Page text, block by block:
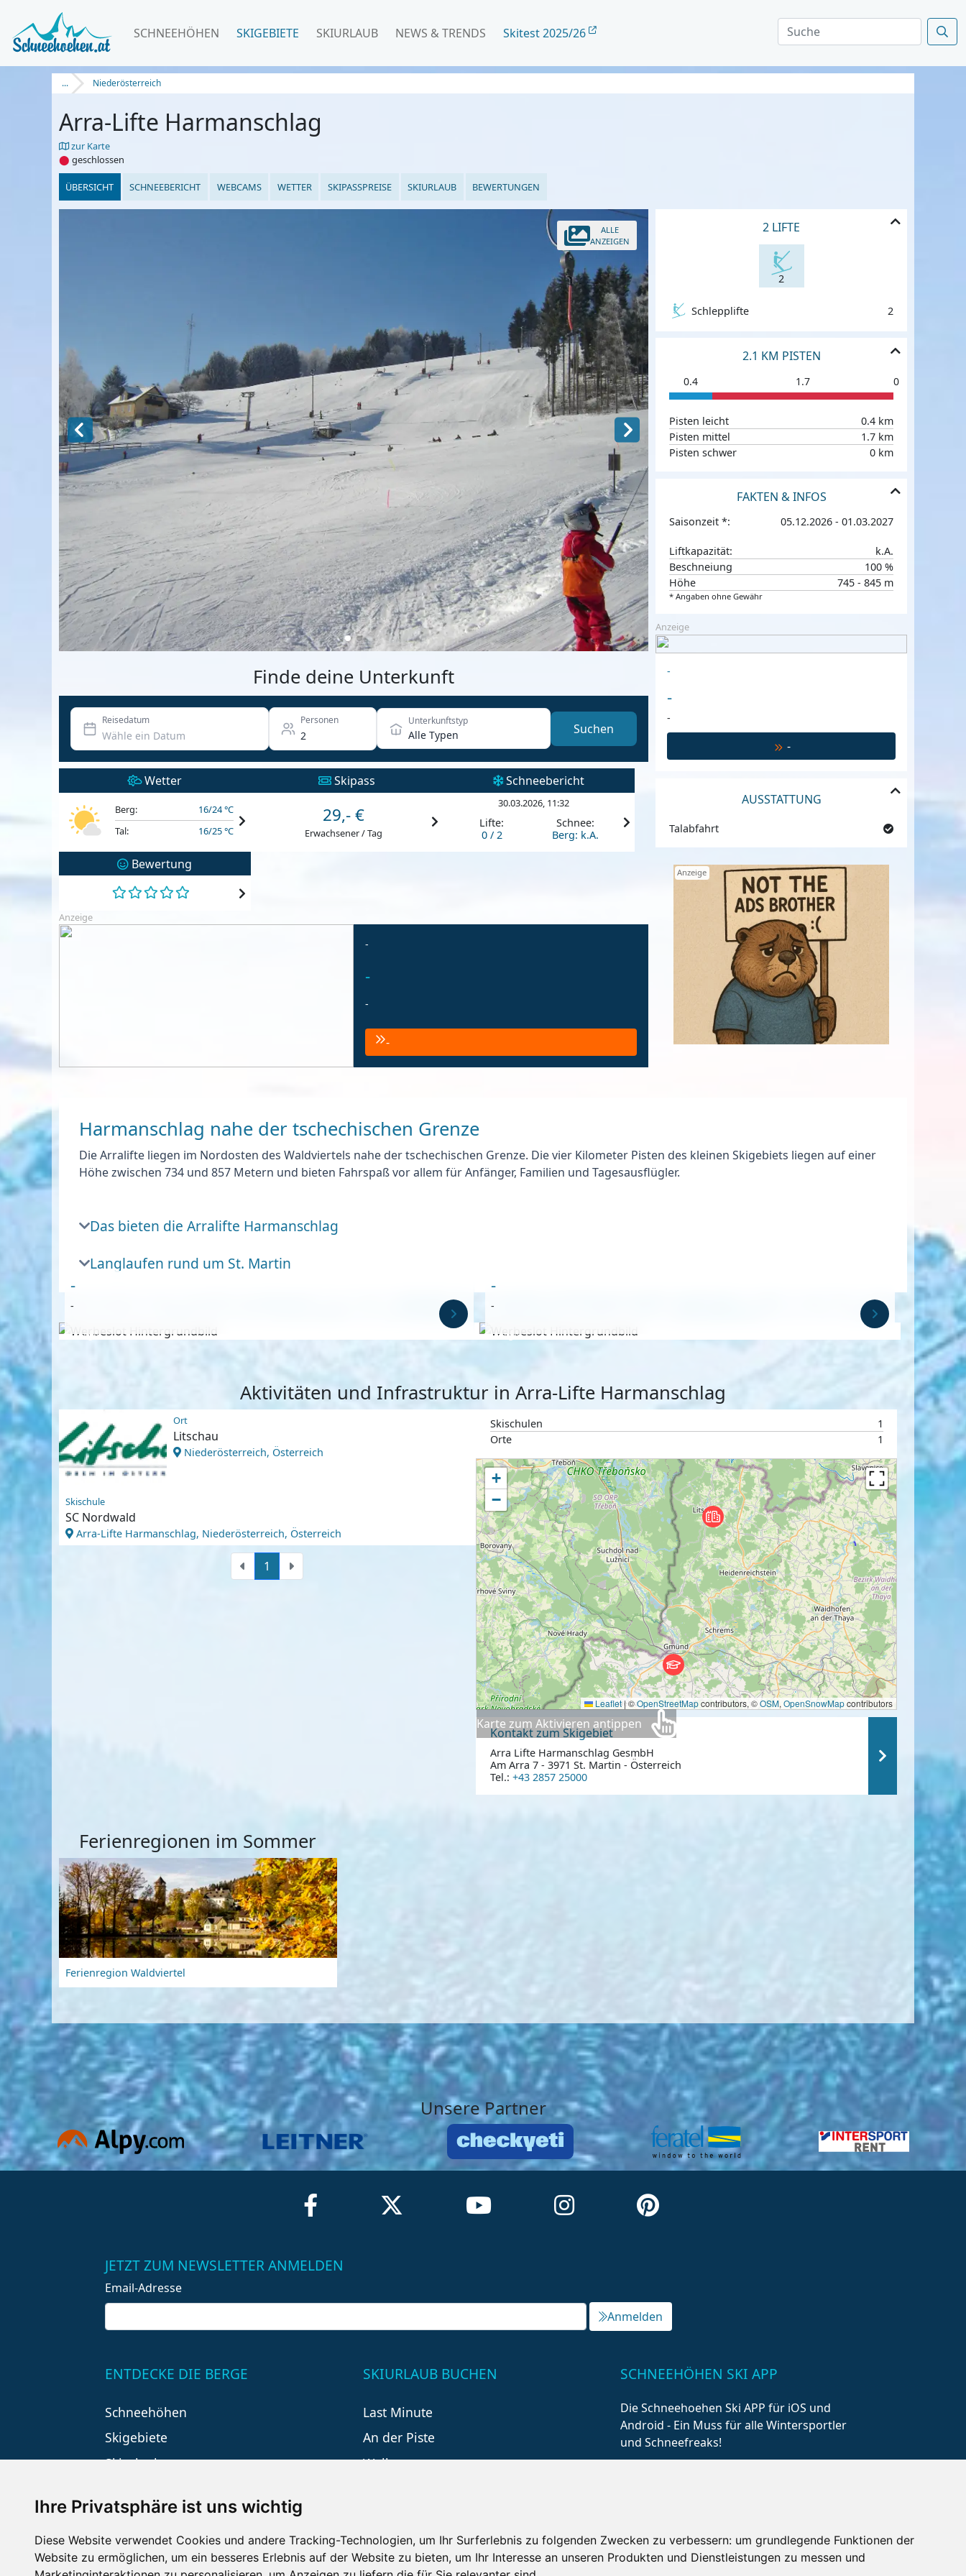
Ihre Privatsphäre ist uns wichtig
Diese Website verwendet Cookies und andere Tracking-Technologien, um Ihr Surferlebnis zu folgenden Zwecken zu verbessern: um grundlegende Funktionen der
Website zu ermöglichen, um ein besseres Erlebnis auf der Website zu bieten, um Ihr Interesse an unseren Produkten und Dienstleistungen zu messen und
SCHNEEHÖHEN SKIGEBIETE SKIURLAUB NEWS & TRENDS Skitest 2025/26
... Niederösterreich
Arra-Lifte Harmanschlag
zur Karte
⬤ geschlossen
ÜBERSICHT SCHNEEBERICHT WEBCAMS WETTER SKIPASSPREISE SKIURLAUB BEWERTUNGEN
ALLE
ANZEIGEN
Finde deine Unterkunft
Reisedatum Personen Unterkunftstyp
Alle Typen Suchen
Wetter
Berg:
16/24 °C
Tal:
16/25 °C
Skipass
29,- €
Erwachsener / Tag
Schneebericht
30.03.2026, 11:32
Lifte:
0 / 2
Schnee:
Berg: k.A.
Bewertung
Anzeige
-
-
-
-
2 LIFTE
2
Schlepplifte 2
2.1 KM PISTEN
0.4 1.7 0
Pisten leicht
0.4 km
Pisten mittel
1.7 km
Pisten schwer
0 km
FAKTEN & INFOS
Saisonzeit *: 05.12.2026 - 01.03.2027
Liftkapazität:
k.A.
Beschneiung
100 %
Höhe
745 - 845 m
* Angaben ohne Gewähr
Anzeige
-
-
-
-
AUSSTATTUNG
Talabfahrt
Anzeige
Harmanschlag nahe der tschechischen Grenze
Die Arralifte liegen im Nordosten des Waldviertels nahe der tschechischen Grenze. Die vier Kilometer Pisten des kleinen Skigebiets liegen auf einer
Höhe zwischen 734 und 857 Metern und bieten Fahrspaß vor allem für Anfänger, Familien und Tagesausflügler.
Das bieten die Arralifte Harmanschlag
Langlaufen rund um St. Martin
Anzeige
-
-
Anzeige
-
-
Aktivitäten und Infrastruktur in Arra-Lifte Harmanschlag
Ort
Litschau
Niederösterreich, Österreich
Skischule
SC Nordwald
Arra-Lifte Harmanschlag, Niederösterreich, Österreich
1
Skischulen
1
Orte
1
+
−
Leaflet|©OpenStreetMapcontributors, ©OSM, OpenSnowMapcontributors
Karte zum Aktivieren antippen
Kontakt zum Skigebiet
Arra Lifte Harmanschlag GesmbH
Am Arra 7 - 3971 St. Martin - Österreich
Tel.: +43 2857 25000
Ferienregionen im Sommer
Ferienregion Waldviertel
Unsere Partner
JETZT ZUM NEWSLETTER ANMELDEN
Email-Adresse
Anmelden
ENTDECKE DIE BERGE
Schneehöhen
Skigebiete
Skiurlaub
SKIURLAUB BUCHEN
Last Minute
An der Piste
Wellness
SCHNEEHÖHEN SKI APP
Die Schneehoehen Ski APP für iOS und
Android - Ein Muss für alle Wintersportler
und Schneefreaks!